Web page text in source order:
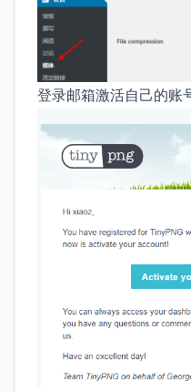
登录邮箱激活自己的账